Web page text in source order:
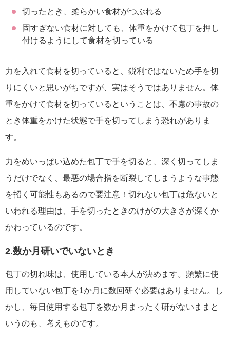
切ったとき、柔らかい食材がつぶれる
固すぎない食材に対しても、体重をかけて包丁を押し
付けるようにして食材を切っている
力を入れて食材を切っていると、鋭利ではないため手を切
りにくいと思いがちですが、実はそうではありません。体
重をかけて食材を切っているということは、不慮の事故の
とき体重をかけた状態で手を切ってしまう恐れがありま
す。
力をめいっぱい込めた包丁で手を切ると、深く切ってしま
うだけでなく、最悪の場合指を断裂してしまうような事態
を招く可能性もあるので要注意！切れない包丁は危ないと
いわれる理由は、手を切ったときのけがの大きさが深くか
かわっているのです。
2.数か月研いでいないとき
包丁の切れ味は、使用している本人が決めます。頻繁に使
用していない包丁を1か月に数回研ぐ必要はありません。し
かし、毎日使用する包丁を数か月まったく研がないままと
いうのも、考えものです。